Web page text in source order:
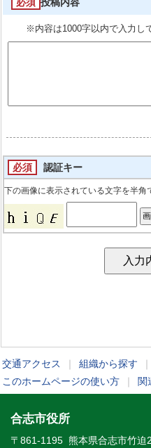
※内容は1000字以内で入力し
必須 認証キー
下の画像に表示されている文字を半角
交通アクセス 組織から探す
このホームページの使い方
関
合志市役所
〒861-1195 熊本県合志市竹迫